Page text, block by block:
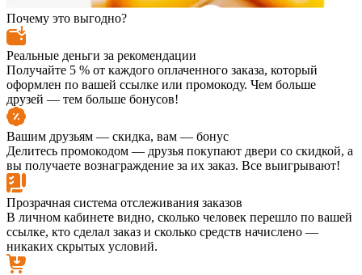
Почему это выгодно?
Реальные деньги за рекомендации
Получайте 5 % от каждого оплаченного заказа, который
оформлен по вашей ссылке или промокоду. Чем больше
друзей — тем больше бонусов!
Вашим друзьям — скидка, вам — бонус
Делитесь промокодом — друзья покупают двери со скидкой, а
вы получаете вознаграждение за их заказ. Все выигрывают!
Прозрачная система отслеживания заказов
В личном кабинете видно, сколько человек перешло по вашей
ссылке, кто сделал заказ и сколько средств начислено —
никаких скрытых условий.